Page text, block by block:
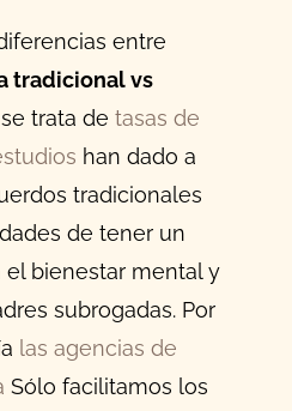
entre
tradicional vs
trata de tasas de
han dado a
tradicionales
de tener un
bienestar mental y
subrogadas. Por
las agencias de
Sólo facilitamos los